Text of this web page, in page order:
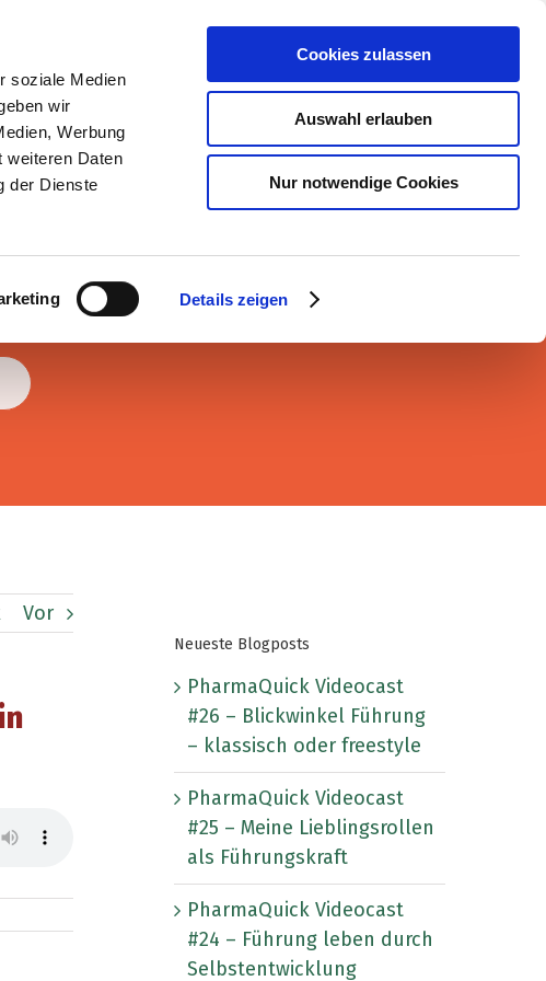
soziale Medien
wir
Werbung
weiteren Daten
der Dienste
Details zeigen
Cookies zulassen
Auswahl erlauben
Nur notwendige Cookies
Download Kontakt
Coachen Vernetzen Profil
Vor
Neueste Blogposts
PharmaQuick Videocast
#26 – Blickwinkel Führung
– klassisch oder freestyle
PharmaQuick Videocast
#25 – Meine Lieblingsrollen
als Führungskraft
PharmaQuick Videocast
#24 – Führung leben durch
Selbstentwicklung